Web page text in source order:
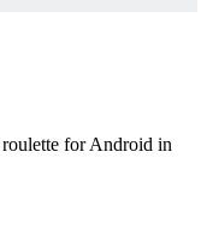
for Android in